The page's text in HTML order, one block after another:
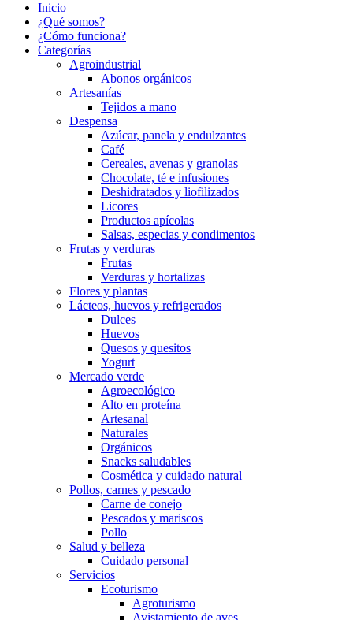
Inicio
¿Qué somos?
¿Cómo funciona?
Categorías
Agroindustrial
Abonos orgánicos
Artesanías
Tejidos a mano
Despensa
Azúcar, panela y endulzantes
Café
Cereales, avenas y granolas
Chocolate, té e infusiones
Deshidratados y liofilizados
Licores
Productos apícolas
Salsas, especias y condimentos
Frutas y verduras
Frutas
Verduras y hortalizas
Flores y plantas
Lácteos, huevos y refrigerados
Dulces
Huevos
Quesos y quesitos
Yogurt
Mercado verde
Agroecológico
Alto en proteína
Artesanal
Naturales
Orgánicos
Snacks saludables
Cosmética y cuidado natural
Pollos, carnes y pescado
Carne de conejo
Pescados y mariscos
Pollo
Salud y belleza
Cuidado personal
Servicios
Ecoturismo
Agroturismo